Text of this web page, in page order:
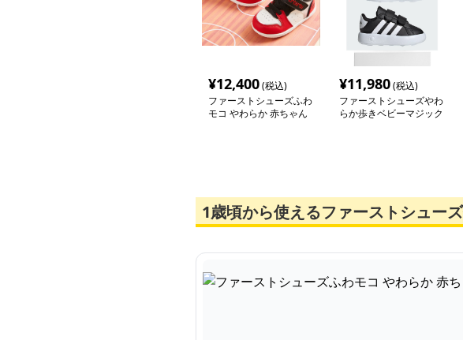
¥12,400(税込)
ファーストシューズふわ
モコ やわらか 赤ちゃん
¥11,980(税込)
ファーストシューズやわ
らか歩きベビーマジック
1歳頃から使えるファーストシュー